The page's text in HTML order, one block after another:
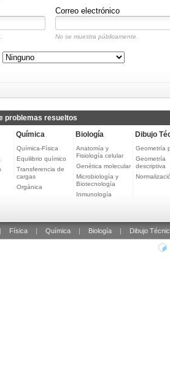
Correo electrónico
No se muestra públicamente.
problemas resueltos
Química
Química-Física
Equilibrio químico
Transferencia de
cargas
Orgánica
Biología
Anatomía y
Fisiología celular
Genética molecular
Microbiología y
Biotecnología
Inmunología
Dibujo
Geometría
Geometría
descriptiva
Física Química Biología Dibujo